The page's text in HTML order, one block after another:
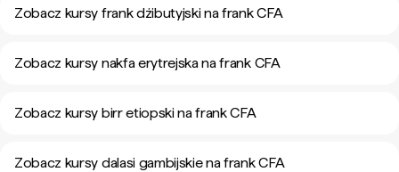
Zobacz kursy frank dżibutyjski na frank CFA
Zobacz kursy nakfa erytrejska na frank CFA
Zobacz kursy birr etiopski na frank CFA
Zobacz kursy dalasi gambijskie na frank CFA